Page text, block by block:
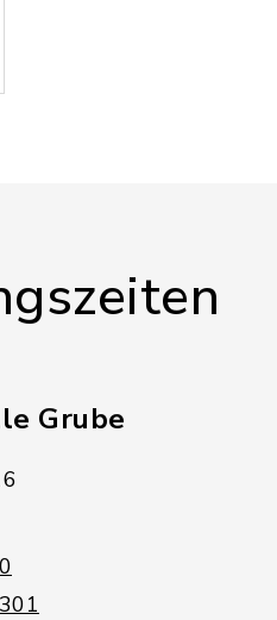
Grube